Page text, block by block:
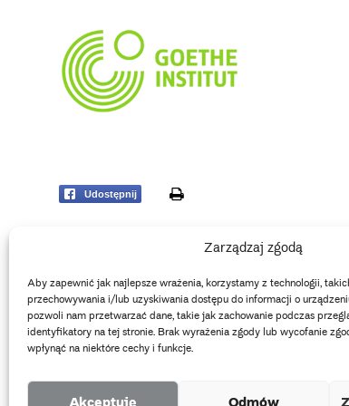
Zarządzaj zgodą
Aby zapewnić jak najlepsze wrażenia, korzystamy z technologii,
przechowywania i/lub uzyskiwania dostępu do informacji o
pozwoli nam przetwarzać dane, takie jak zachowanie podczas
identyfikatory na tej stronie. Brak wyrażenia zgody lub wycofanie
wpłynąć na niektóre cechy i funkcje.
Akceptuję Odmów
Udostępnij print
About Museum
Publishing Department
Contact Art